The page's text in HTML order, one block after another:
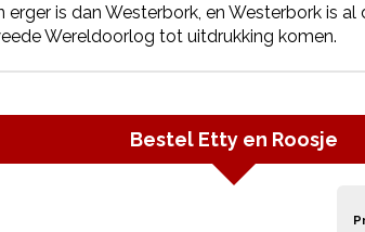
erger is dan Westerbork, en Westerbork is
Wereldoorlog tot uitdrukking komen.
Bestel Etty en Roosje